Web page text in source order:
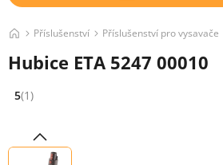
Příslušenství Příslušenství pro vysavače
Hubice ETA 5247 00010
Hodnocení: 5 z 5 (1 recenzí)
5(1)